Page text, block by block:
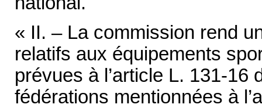
« II. – La commission rend
relatifs aux équipements
prévues à l’article L. 131-16
fédérations mentionnées à